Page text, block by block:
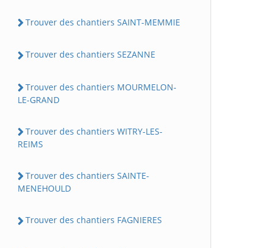
Trouver des chantiers SAINT-MEMMIE
Trouver des chantiers SEZANNE
Trouver des chantiers MOURMELON-
LE-GRAND
Trouver des chantiers WITRY-LES-
REIMS
Trouver des chantiers SAINTE-
MENEHOULD
Trouver des chantiers FAGNIERES